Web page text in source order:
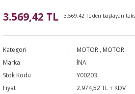
3.569,42 TL 3.569,42 TL den başlayan
Kategori MOTOR , MOTOR
Marka
İNA
Stok Kodu
Y00203
Fiyat
2.974,52 TL + KDV